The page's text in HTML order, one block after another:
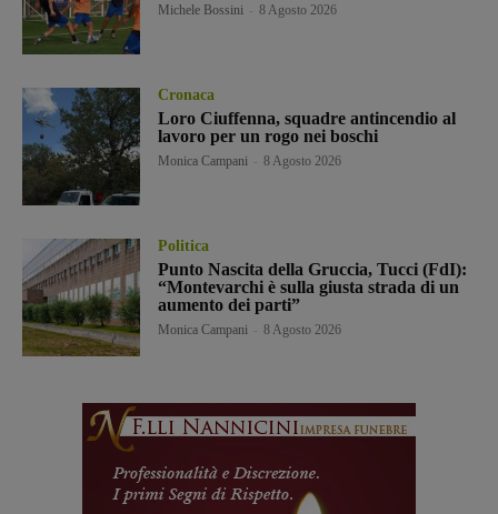
Michele Bossini 8 Agosto 2026
Cronaca
Loro Ciuffenna, squadre antincendio al
lavoro per un rogo nei boschi
Monica Campani 8 Agosto 2026
Politica
Punto Nascita della Gruccia, Tucci (FdI):
“Montevarchi è sulla giusta strada di un
aumento dei parti”
Monica Campani 8 Agosto 2026